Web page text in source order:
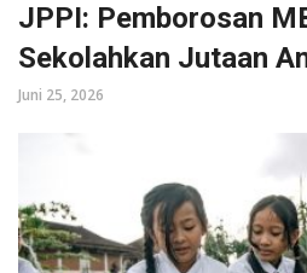
JPPI: Pemborosan
Sekolahkan Jutaan
Juni 25, 2026